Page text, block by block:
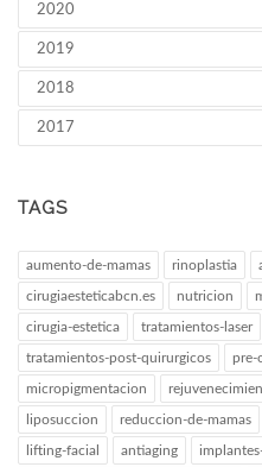
2020
2019
2018
2017
TAGS
aumento-de-mamas rinoplastia
cirugiaesteticabcn.es nutricion
cirugia-estetica tratamientos-laser
tratamientos-post-quirurgicos pre-
micropigmentacion
liposuccion reduccion-de-mamas
lifting-facial antiaging